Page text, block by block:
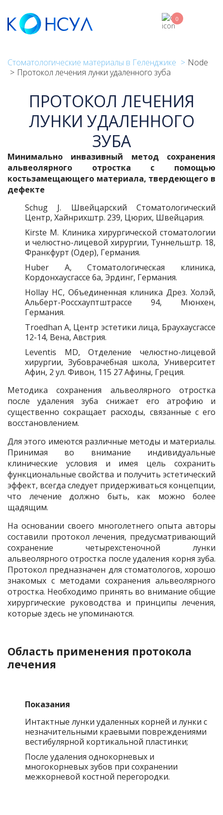
main
content
0
Стоматологические материалы в Геленджике
Node
Протокол лечения лунки удаленного зуба
ПРОТОКОЛ ЛЕЧЕНИЯ
ЛУНКИ УДАЛЕННОГО
ЗУБА
Минимально инвазивный метод сохранения
альвеолярного отростка с помощью
костьзамещающего материала, твердеющего в
дефекте
Schug J. Швейцарский Стоматологический
Центр, Хайнрихштр. 239, Цюрих, Швейцария.
Kirste M. Клиника хирургической стоматологии
и челюстно-лицевой хирургии, Туннельштр. 18,
Франкфурт (Одер), Германия.
Huber A, Стоматологическая клиника,
Кордонхаусгассе 6a, Эрдинг, Германия.
Hollay HC, Объединенная клиника Дрез. Холэй,
Альберт-Россхауптштрассе 94, Мюнхен,
Германия.
Troedhan A, Центр эстетики лица, Браухаусгассе
12-14, Вена, Австрия.
Leventis MD, Отделение челюстно-лицевой
хирургии, Зубоврачебная школа, Университет
Афин, 2 ул. Фивон, 115 27 Афины, Греция.
Методика сохранения альвеолярного отростка
после удаления зуба снижает его атрофию и
существенно сокращает расходы, связанные с его
восстановлением.
Для этого имеются различные методы и материалы.
Принимая во внимание индивидуальные
клинические условия и имея цель сохранить
функциональные свойства и получить эстетический
эффект, всегда следует придерживаться концепции,
что лечение должно быть, как можно более
щадящим.
На основании своего многолетнего опыта авторы
составили протокол лечения, предусматривающий
сохранение четырехстеночной лунки
альвеолярного отростка после удаления корня зуба.
Протокол предназначен для стоматологов, хорошо
знакомых с методами сохранения альвеолярного
отростка. Необходимо принять во внимание общие
хирургические руководства и принципы лечения,
которые здесь не упоминаются.
Область применения протокола
лечения
Показания
Интактные лунки удаленных корней и лунки с
незначительными краевыми повреждениями
вестибулярной кортикальной пластинки;
После удаления однокорневых и
многокорневых зубов при сохранении
межкорневой костной перегородки.